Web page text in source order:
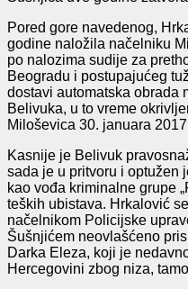
Pored gore navedenog,
godine naložila načelniku
po nalozima sudije za
Beogradu i postupajućeg
dostavi automatska obrada
Belivuka, u to vreme
Miloševica 30. januara
Kasnije je Belivuk
sada je u pritvoru i optužen
kao vođa kriminalne grupe
teških ubistava. Hrkalović
načelnikom Policijske
Šušnjićem neovlašćeno
Darka Eleza, koji je
Hercegovini zbog niza,